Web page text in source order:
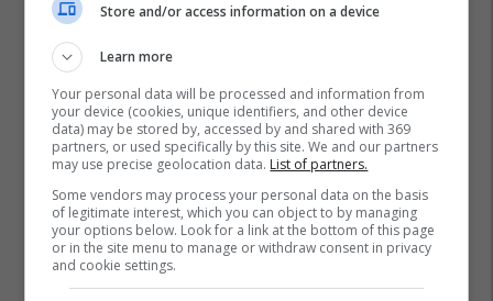
Store and/or access information on a device
Learn more
Your personal data will be processed and information from
your device (cookies, unique identifiers, and other device
data) may be stored by, accessed by and shared with 369
partners, or used specifically by this site. We and our partners
may use precise geolocation data. List of partners.
Some vendors may process your personal data on the basis
of legitimate interest, which you can object to by managing
your options below. Look for a link at the bottom of this page
or in the site menu to manage or withdraw consent in privacy
and cookie settings.